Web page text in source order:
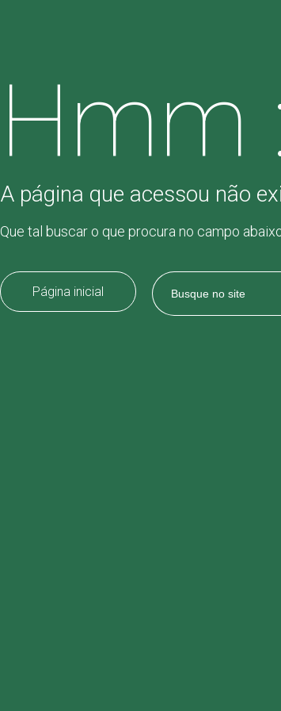
Hmm
A página que acessou não
Que tal buscar o que procura no campo
Página inicial